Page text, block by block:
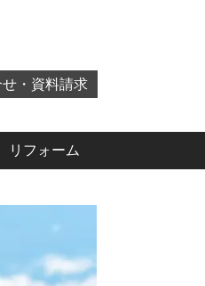
せ・資料請求
リフォーム